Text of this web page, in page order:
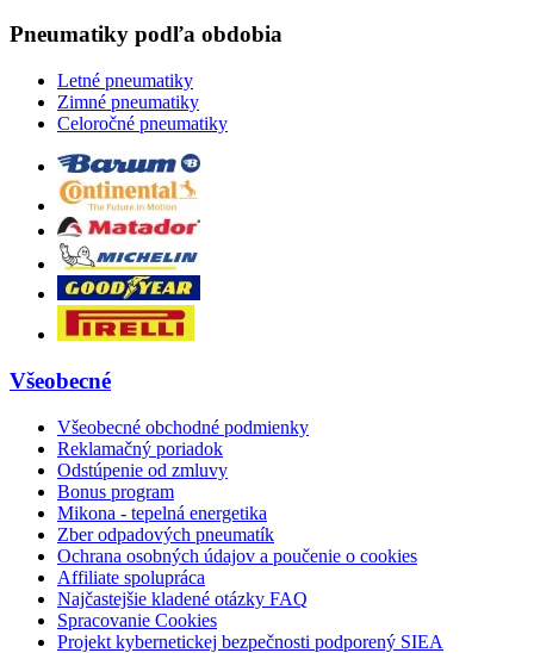
Pneumatiky podľa obdobia
Letné pneumatiky
Zimné pneumatiky
Celoročné pneumatiky
Všeobecné
Všeobecné obchodné podmienky
Reklamačný poriadok
Odstúpenie od zmluvy
Bonus program
Mikona - tepelná energetika
Zber odpadových pneumatík
Ochrana osobných údajov a poučenie o cookies
Affiliate spolupráca
Najčastejšie kladené otázky FAQ
Spracovanie Cookies
Projekt kybernetickej bezpečnosti podporený SIEA